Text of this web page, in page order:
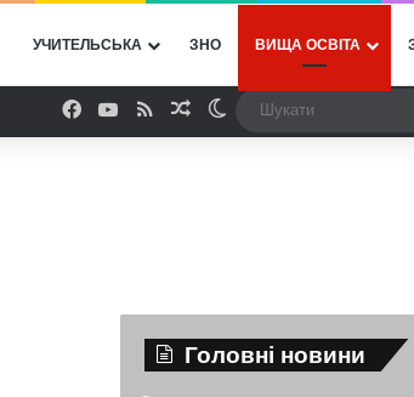
УЧИТЕЛЬСЬКА ЗНО ВИЩА ОСВІТА
Facebook
YouTube
RSSВипадкова стаття
Switch skin
Головні новини